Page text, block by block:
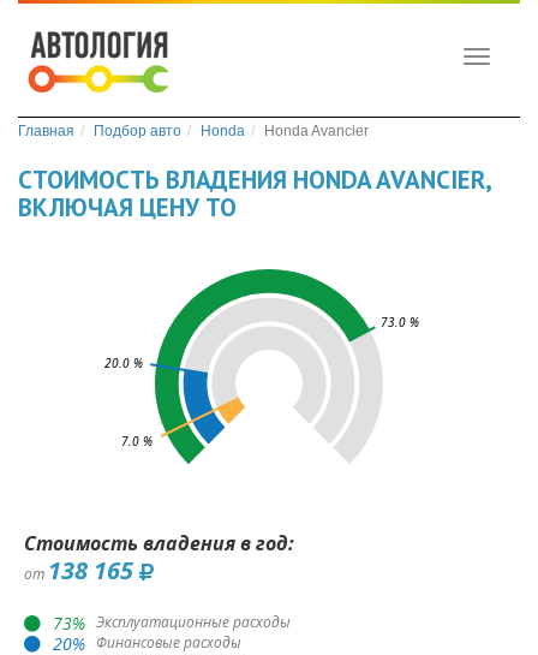
Toggle
Главная Подбор авто Honda Honda Avancier
СТОИМОСТЬ ВЛАДЕНИЯ HONDA AVANCIER,
ВКЛЮЧАЯ ЦЕНУ ТО
73.0 %
20.0 %
7.0 %
Стоимость владения в год:
от 138 165
73% Эксплуатационные расходы
20% Финансовые расходы